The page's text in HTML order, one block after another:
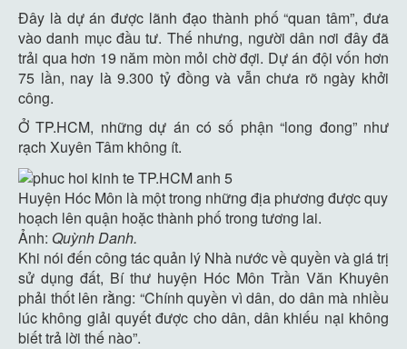
Đây là dự án được lãnh đạo thành phố “quan tâm”, đưa
vào danh mục đầu tư. Thế nhưng, người dân nơi đây đã
trải qua hơn 19 năm mòn mỏi chờ đợi. Dự án đội vốn hơn
75 lần, nay là9.300 tỷ đồng và vẫn chưa rõ ngày khởi
công.
Ở TP.HCM, những dự án có số phận “long đong” như
rạch Xuyên Tâm không ít.
Huyện Hóc Môn là một trong những địa phương được quy
hoạch lên quận hoặc thành phố trong tương lai.
Ảnh: Quỳnh Danh.
Khi nói đến công tác quản lý Nhà nước về quyền và giá trị
sử dụng đất, Bí thư huyện Hóc Môn Trần Văn Khuyên
phải thốt lên rằng: “Chính quyền vì dân, do dân mà nhiều
lúc không giải quyết được cho dân, dân khiếu nại không
biết trả lời thế nào”.